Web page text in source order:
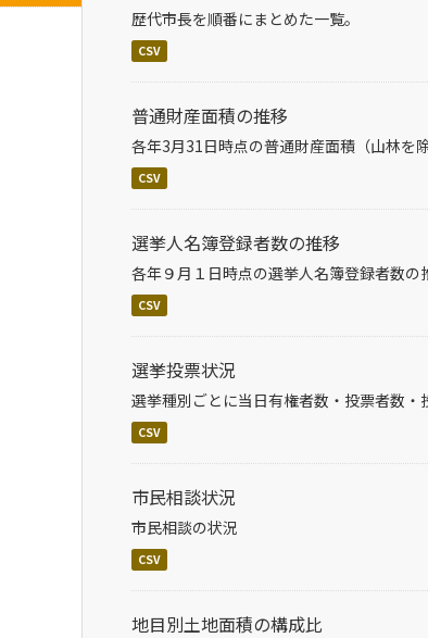
歴代市長を順番にまとめた一覧。
CSV
普通財産面積の推移
各年3月31日時点の普通財産面積（山林を
CSV
選挙人名簿登録者数の推移
各年９月１日時点の選挙人名簿登録者数の
CSV
選挙投票状況
選挙種別ごとに当日有権者数・投票者数・
CSV
市民相談状況
市民相談の状況
CSV
地目別土地面積の構成比